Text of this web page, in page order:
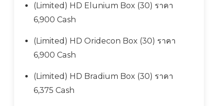
(Limited) HD Elunium Box (30) ราคา
6,900 Cash
(Limited) HD Oridecon Box (30) ราคา
6,900 Cash
(Limited) HD Bradium Box (30) ราคา
6,375 Cash